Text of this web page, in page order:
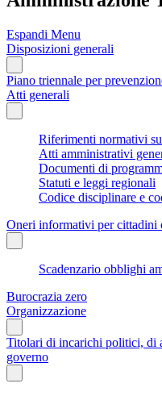
Espandi Menu
Disposizioni generali
Piano triennale per
Atti generali
Riferimenti normativi
Atti amministrativi
Documenti di
Statuti e leggi regionali
Codice disciplinare e
Oneri informativi per cittadini
Scadenzario obblighi
Burocrazia zero
Organizzazione
Titolari di incarichi politici, di
governo